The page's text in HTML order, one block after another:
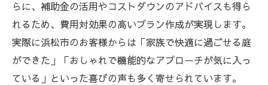
らに、補助金の活用やコストダウンのアドバイスも得ら
れるため、費用対効果の高いプラン作成が実現します。
実際に浜松市のお客様からは「家族で快適に過ごせる庭
ができた」「おしゃれで機能的なアプローチが気に入っ
ている」といった喜びの声も多く寄せられています。